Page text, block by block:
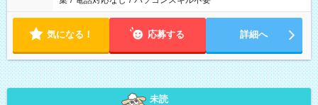
気になる！ 応募する 詳細へ
未読